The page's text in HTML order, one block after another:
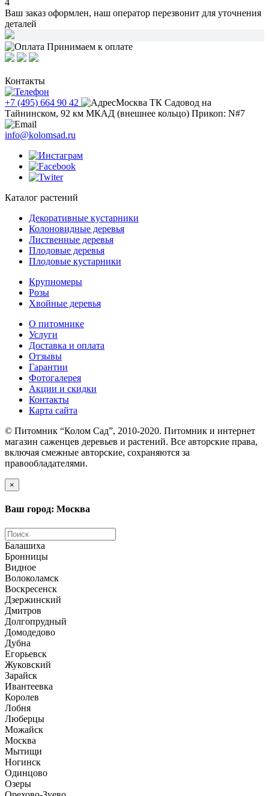
4
Ваш заказ оформлен, наш оператор перезвонит для уточнения
деталей
Принимаем к оплате
Контакты
+7 (495) 664 90 42
Москва ТК Садовод на
Тайнинском, 92 км МКАД (внешнее кольцо) Прикоп: N#7
info@kolomsad.ru
Каталог растений
Декоративные кустарники
Колоновидные деревья
Лиственные деревья
Плодовые деревья
Плодовые кустарники
Крупномеры
Розы
Хвойные деревья
О питомнике
Услуги
Доставка и оплата
Отзывы
Гарантии
Фотогалерея
Акции и скидки
Контакты
Карта сайта
© Питомник “Колом Сад”, 2010-2020. Питомник и интернет
магазин саженцев деревьев и растений. Все авторские права,
включая смежные авторские, сохраняются за
правообладателями.
×
Ваш город: Москва
Балашиха
Бронницы
Видное
Волоколамск
Воскресенск
Дзержинский
Дмитров
Долгопрудный
Домодедово
Дубна
Егорьевск
Жуковский
Зарайск
Ивантеевка
Королев
Лобня
Люберцы
Можайск
Москва
Мытищи
Ногинск
Одинцово
Озеры